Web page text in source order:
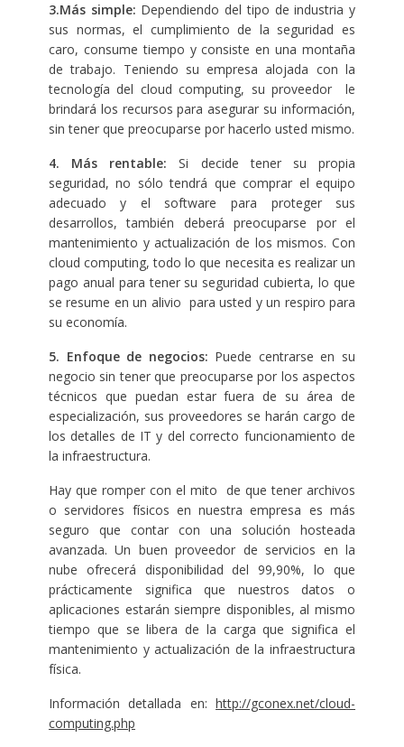
3.Más simple: Dependiendo del tipo de industria y
sus normas, el cumplimiento de la seguridad es
caro, consume tiempo y consiste en una montaña
de trabajo. Teniendo su empresa alojada con la
tecnología del cloud computing, su proveedor le
brindará los recursos para asegurar su información,
sin tener que preocuparse por hacerlo usted mismo.
4. Más rentable:Si decide tener su propia
seguridad, no sólo tendrá que comprar el equipo
adecuado y el software para proteger sus
desarrollos, también deberá preocuparse por el
mantenimiento y actualización de los mismos. Con
cloud computing, todo lo que necesita es realizar un
pago anual para tener su seguridad cubierta, lo que
se resume en un alivio para usted y un respiro para
su economía.
5. Enfoque de negocios: Puede centrarse en su
negocio sin tener que preocuparse por los aspectos
técnicos que puedan estar fuera de su área de
especialización, sus proveedores se harán cargo de
los detalles de IT y del correcto funcionamiento de
la infraestructura.
Hay que romper con el mito de que tener archivos
o servidores físicos en nuestra empresa es más
seguro que contar con una solución hosteada
avanzada. Un buen proveedor de servicios en la
nube ofrecerá disponibilidad del 99,90%, lo que
prácticamente significa que nuestros datos o
aplicaciones estarán siempre disponibles, al mismo
tiempo que se libera de la carga que significa el
mantenimiento y actualización de la infraestructura
física.
Información detallada en:http://gconex.net/cloud-
computing.php